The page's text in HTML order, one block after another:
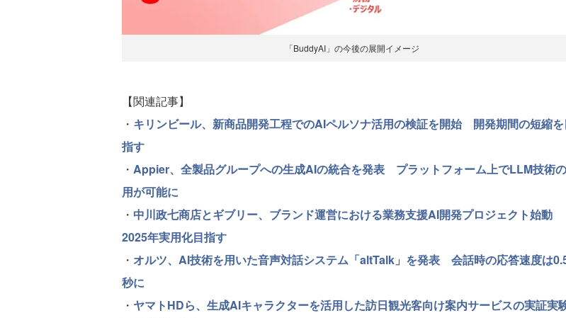
「BuddyAI」の今後の展開イメージ
【関連記事】
・ キリンビール、新商品開発工程でのAIペルソナ活用の検証を開始 開発期間の短縮を
指す
・ Appier、全製品グループへの生成AIの統合を発表 プラットフォーム上でLLM技術
用が可能に
・ 中川政七商店とギブリー、ブランド運営における業務支援AI開発プロジェクト始動
2025年実用化目指す
・ オルツ、AI技術を用いた音声対話システム「altTalk」を発表 会話時の応答速度は
秒に
・ ヤマトHDら、生成AIキャラクターを活用した訪日観光客向け案内サービスの実証実